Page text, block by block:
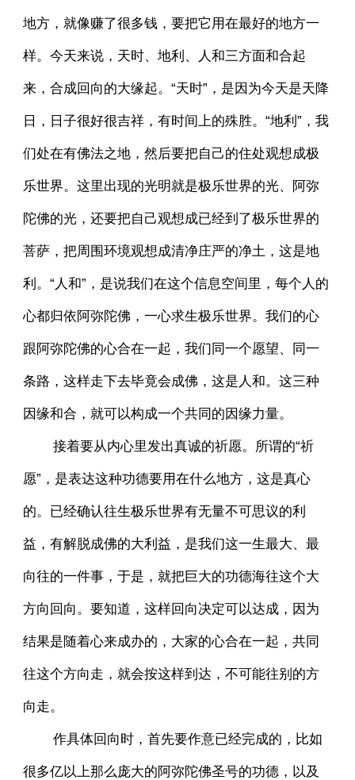
地方，就像赚了很多钱，要把它用在最好的地方一
样。今天来说，天时、地利、人和三方面和合起
来，合成回向的大缘起。“天时”，是因为今天是天降
日，日子很好很吉祥，有时间上的殊胜。“地利”，我
们处在有佛法之地，然后要把自己的住处观想成极
乐世界。这里出现的光明就是极乐世界的光、阿弥
陀佛的光，还要把自己观想成已经到了极乐世界的
菩萨，把周围环境观想成清净庄严的净土，这是地
利。“人和”，是说我们在这个信息空间里，每个人的
心都归依阿弥陀佛，一心求生极乐世界。我们的心
跟阿弥陀佛的心合在一起，我们同一个愿望、同一
条路，这样走下去毕竟会成佛，这是人和。这三种
因缘和合，就可以构成一个共同的因缘力量。
接着要从内心里发出真诚的祈愿。所谓的“祈
愿”，是表达这种功德要用在什么地方，这是真心
的。已经确认往生极乐世界有无量不可思议的利
益，有解脱成佛的大利益，是我们这一生最大、最
向往的一件事，于是，就把巨大的功德海往这个大
方向回向。要知道，这样回向决定可以达成，因为
结果是随着心来成办的，大家的心合在一起，共同
往这个方向走，就会按这样到达，不可能往别的方
向走。
作具体回向时，首先要作意已经完成的，比如
很多亿以上那么庞大的阿弥陀佛圣号的功德，以及